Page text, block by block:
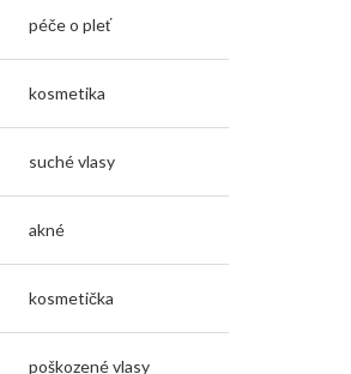
péče o pleť
kosmetika
suché vlasy
akné
kosmetička
poškozené vlasy